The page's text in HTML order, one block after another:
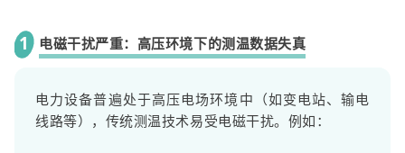
1 电磁干扰严重：高压环境下的测温数据失真
电力设备普遍处于高压电场环境中（如变电站、输电
线路等），传统测温技术易受电磁干扰。例如：